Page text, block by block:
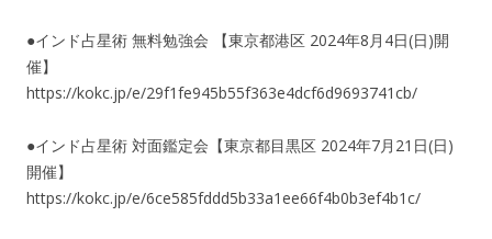
●インド占星術 無料勉強会 【東京都港区 2024年8月4日(日)開
催】
https://kokc.jp/e/29f1fe945b55f363e4dcf6d9693741cb/
●インド占星術 対面鑑定会【東京都目黒区 2024年7月21日(日)
開催】
https://kokc.jp/e/6ce585fddd5b33a1ee66f4b0b3ef4b1c/